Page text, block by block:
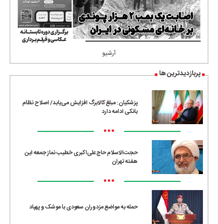
آرشیو
پربازدیدترین ها
پزشکیان: مبلغ کالابرگ افزایش می‌یابد/ اصلاح نظام
بانکی ادامه دارد
•••
حجت‌الاسلام حاج‌علی‌اکبری خطیب نماز جمعه این
هفته تهران
•••
حمله به مواضع مزدوران سعودی با موشک و پهپاد